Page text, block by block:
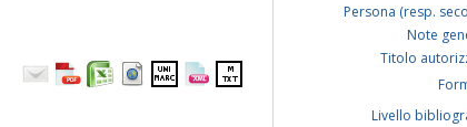
Persona (resp.
Note
Titolo
Livello